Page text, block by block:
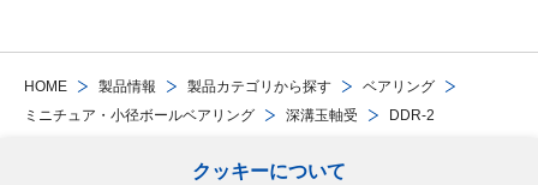
クッキーについて
HOME 製品情報 製品カテゴリから探す
ベアリング
ミニチュア・小径ボールベアリング
深溝玉軸受 DDR-2